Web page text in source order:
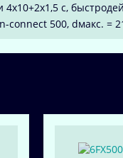
c,
connect 500, dмакс. =